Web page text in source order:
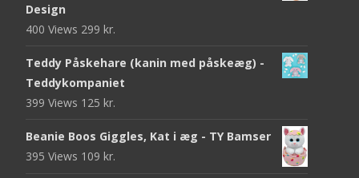
Design
400 Views 299 kr.
Teddy Påskehare (kanin med påskeæg) -
Teddykompaniet
399 Views 125 kr.
Beanie Boos Giggles, Kat i æg - TY Bamser
395 Views 109 kr.